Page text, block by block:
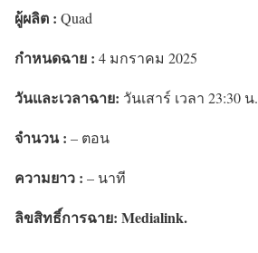
ผู้ผลิต : Quad
กำหนดฉาย : 4 มกราคม 2025
วันและเวลาฉาย: วันเสาร์ เวลา 23:30 น.
จำนวน : – ตอน
ความยาว : – นาที
ลิขสิทธิ์การฉาย: Medialink.